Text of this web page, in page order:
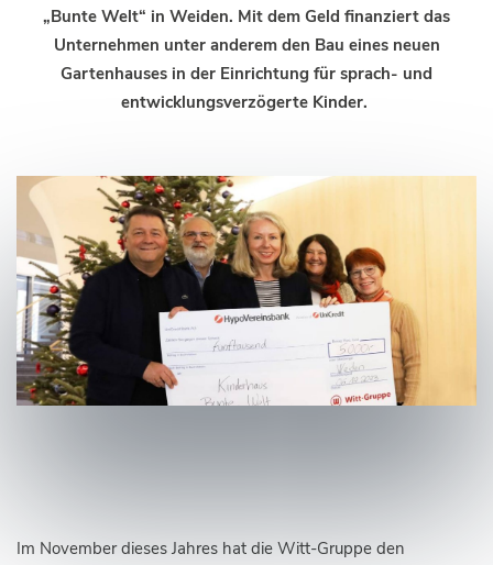
„Bunte Welt“ in Weiden. Mit dem Geld finanziert das
Unternehmen unter anderem den Bau eines neuen
Gartenhauses in der Einrichtung für sprach- und
entwicklungsverzögerte Kinder.
Im November dieses Jahres hat die Witt-Gruppe den